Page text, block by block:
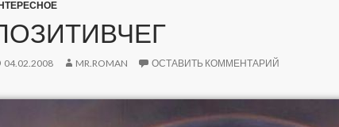
04.02.2008 MR.ROMAN ОСТАВИТЬ КОММЕНТАРИЙ